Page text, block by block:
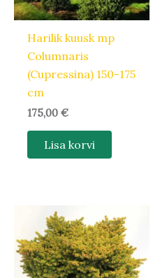
Harilik kuusk mp
Columnaris
(Cupressina) 150-175
cm
175,00€
Lisa korvi